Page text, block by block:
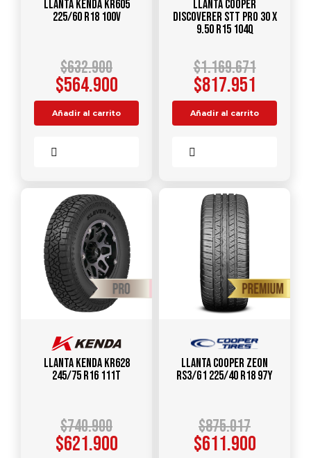
Llanta KENDA KR605
225/60 R18 100V
$632.900
$564.900
Añadir al carrito
Llanta COOPER
DISCOVERER STT PRO 30 X
9.50 R15 104Q
$1.169.671
$817.951
Añadir al carrito
Llanta KENDA KR628
245/75 R16 111T
$740.900
$621.900
Llanta COOPER ZEON
RS3/G1 225/40 R18 97Y
$875.017
$611.900